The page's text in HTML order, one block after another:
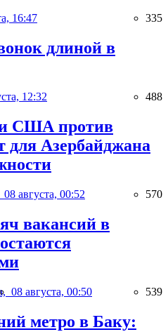
16:47 335
длиной в
12:32 488
США против
для Азербайджана
08 августа, 00:52 570
вакансий в
08 августа, 00:50 539
метро в Баку: